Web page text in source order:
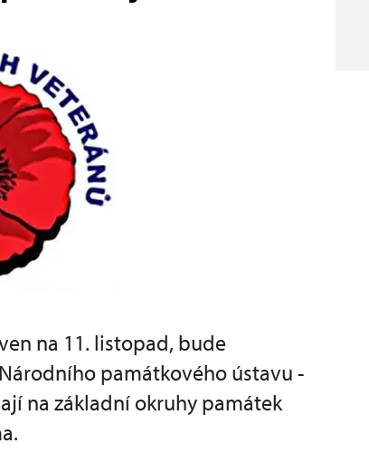
na 11. listopad, bude
památkového ústavu -
na základní okruhy památek